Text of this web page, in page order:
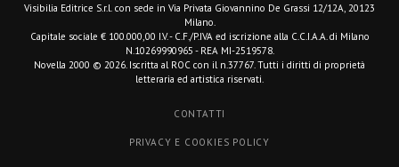
Visibilia Editrice S.r.l. con sede in Via Privata Giovannino De Grassi 12/12A, 20123
Milano.
Capitale sociale € 100.000,00 I.V. - C.F./P.IVA ed iscrizione alla C.C.I.A.A. di Milano
N.10269990965 - REA MI-2519578.
Novella 2000 © 2026. Iscritta al ROC con il n.37767. Tutti i diritti di proprietà
letteraria ed artistica riservati.
CONTATTI
PRIVACY E COOKIES POLICY